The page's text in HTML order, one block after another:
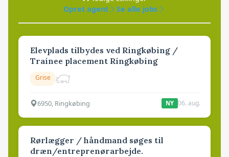
Opret agent
Se alle jobs
Elevplads tilbydes ved Ringkøbing /
Trainee placement Ringkøbing
Grise
6950, Ringkøbing NY 06. aug.
Rørlægger / håndmand søges til
dræn/entreprenørarbejde.